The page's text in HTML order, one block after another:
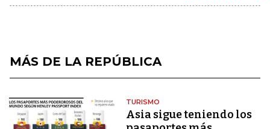
MÁS DE LA REPÚBLICA
TURISMO
Asia sigue teniendo los